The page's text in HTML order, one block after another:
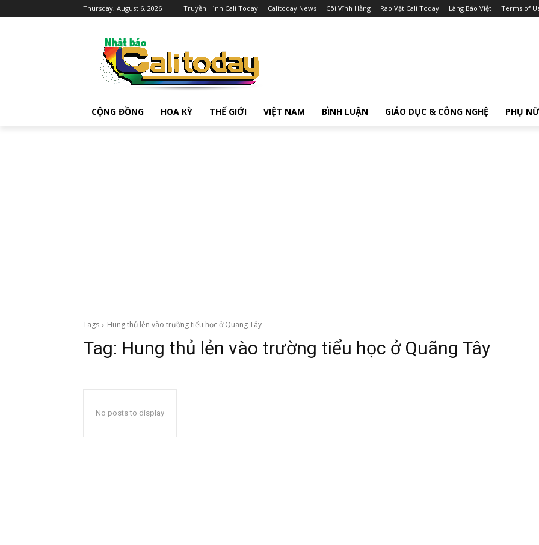
Thursday, August 6, 2026 Truyền Hình Cali Today Calitoday News Cõi Vĩnh Hằng Rao Vặt Cali Today Làng Báo Việt Terms of
CỘNG ĐỒNG HOA KỲ THẾ GIỚI VIỆT NAM BÌNH LUẬN GIÁO DỤC & CÔNG NGHỆ PHỤ NỮ
Tags Hung thủ lẻn vào trường tiểu học ở Quãng Tây
Tag: Hung thủ lẻn vào trường tiểu học ở Quãng Tây
No posts to display